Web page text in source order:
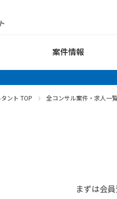
案件情報
ント TOP 全コンサル案件・求人一
まずは会員